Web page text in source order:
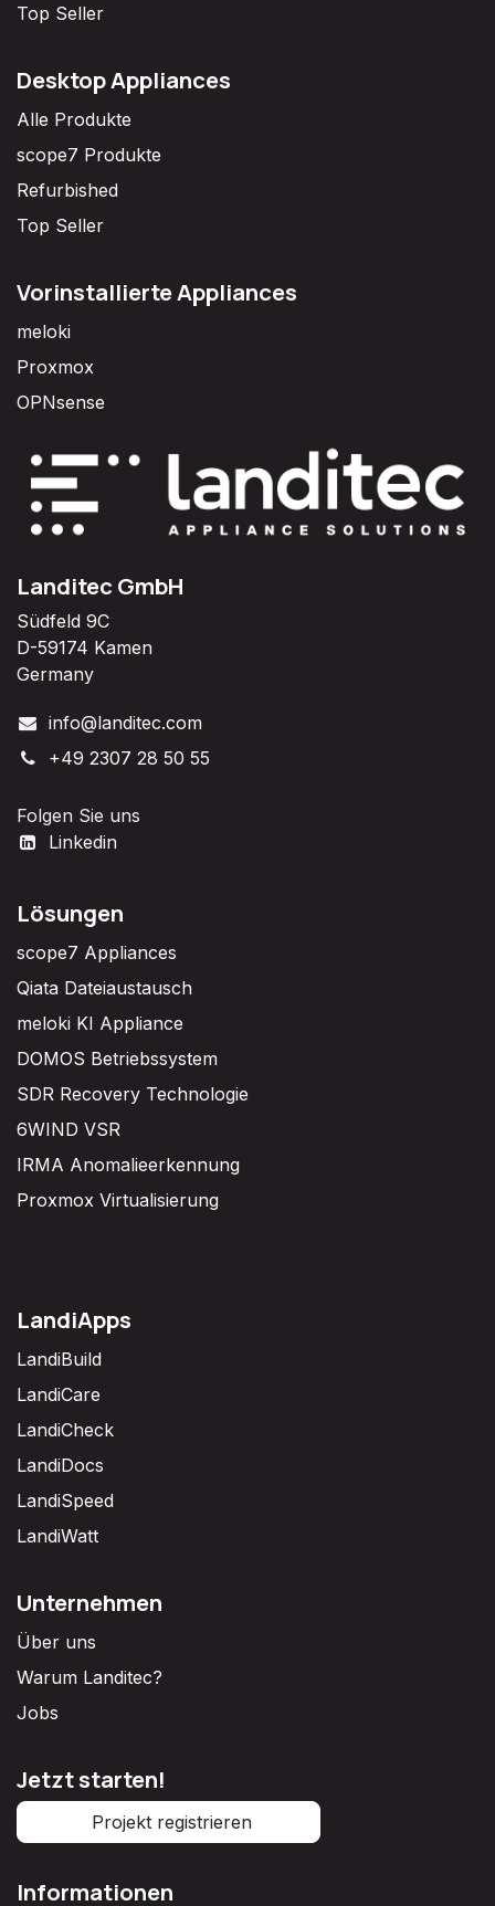
Top Seller
Desktop Appliances
Alle Produkte
scope7 Produkte
Refurbished
Top Seller
Vorinstallierte Appliances
meloki
Proxmox
OPNsense
Landitec GmbH
Südfeld 9C
D-59174 Kamen
Germany
info@landitec.com
+49 2307 28 50 55
Folgen Sie uns
Linkedin
Lösungen
scope7 Appliances
Qiata Dateiaustausch
meloki KI Appliance
DOMOS Betriebssystem
SDR Recovery Technologie
6WIND VSR
IRMA Anomalieerkennung
Proxmox Virtualisierung
LandiApps
LandiBuild
LandiCare
LandiCheck
LandiDocs
LandiSpeed
LandiWatt
Unternehmen
Über uns
Warum Landitec?
Jobs
Jetzt starten!
Projekt registrieren
Informationen